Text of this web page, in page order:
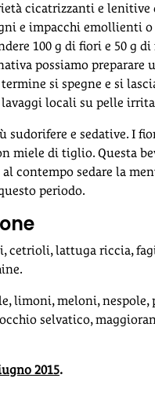
cicatrizzanti e
e impacchi emollienti
100 g di fiori e 50 g
possiamo
si spegne e si
locali su pelle
e sedative. I
miele di tiglio. Questa
contempo sedare la
periodo.
cetrioli, lattuga riccia,
limoni, meloni, nespole,
selvatico,
2015.